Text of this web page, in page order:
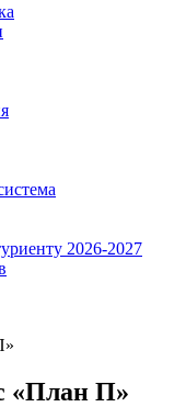
2026-2027
«План П»